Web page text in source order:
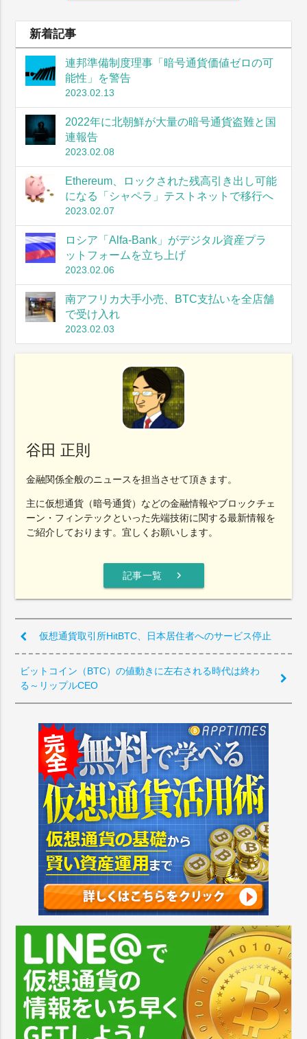
新着記事
連邦準備制度理事「暗号通貨価値ゼロの可
能性」を警告
2023.02.13
2022年に北朝鮮が大量の暗号通貨盗難と国
連報告
2023.02.08
Ethereum、ロックされた残高引き出し可能
になる「シャペラ」テストネットで移行へ
2023.02.07
ロシア「Alfa-Bank」がデジタル資産プラ
ットフォームを立ち上げ
2023.02.06
南アフリカ大手小売、BTC支払いを全店舗
で受け入れ
2023.02.03
谷田 正則
金融関係全般のニュースを担当させて頂きます。
主に仮想通貨（暗号通貨）などの金融情報やブロックチェ
ーン・フィンテックといった先端技術に関する最新情報を
ご紹介しております。宜しくお願いします。
記事一覧 chevron_right
仮想通貨取引所HitBTC、日本居住者へのサービス停止
ビットコイン（BTC）の値動きに左右される時代は終わ
る～リップルCEO